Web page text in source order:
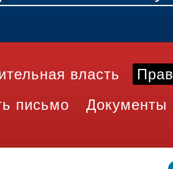
власть
письмо Документы